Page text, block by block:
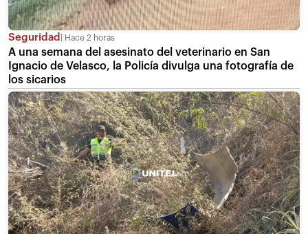
Seguridad Hace 2 horas
A una semana del asesinato del veterinario en San
Ignacio de Velasco, la Policía divulga una fotografía de
los sicarios